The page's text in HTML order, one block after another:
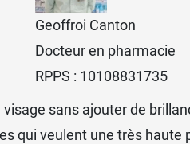
Geoffroi Canton
Docteur en pharmacie
RPPS : 10108831735
sans ajouter de
qui veulent une très